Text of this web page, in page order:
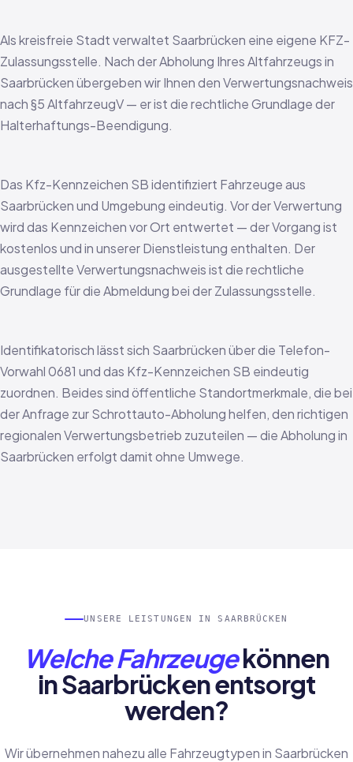
Als kreisfreie Stadt verwaltet Saarbrücken eine eigene KFZ-
Zulassungsstelle. Nach der Abholung Ihres Altfahrzeugs in
Saarbrücken übergeben wir Ihnen den Verwertungsnachweis
nach §5 AltfahrzeugV — er ist die rechtliche Grundlage der
Halterhaftungs-Beendigung.
Das Kfz-Kennzeichen SB identifiziert Fahrzeuge aus
Saarbrücken und Umgebung eindeutig. Vor der Verwertung
wird das Kennzeichen vor Ort entwertet — der Vorgang ist
kostenlos und in unserer Dienstleistung enthalten. Der
ausgestellte Verwertungsnachweis ist die rechtliche
Grundlage für die Abmeldung bei der Zulassungsstelle.
Identifikatorisch lässt sich Saarbrücken über die Telefon-
Vorwahl 0681 und das Kfz-Kennzeichen SB eindeutig
zuordnen. Beides sind öffentliche Standortmerkmale, die bei
der Anfrage zur Schrottauto-Abholung helfen, den richtigen
regionalen Verwertungsbetrieb zuzuteilen — die Abholung in
Saarbrücken erfolgt damit ohne Umwege.
UNSERE LEISTUNGEN IN SAARBRÜCKEN
Welche Fahrzeugekönnen
in Saarbrücken entsorgt
werden?
Wir übernehmen nahezu alle Fahrzeugtypen in Saarbrücken